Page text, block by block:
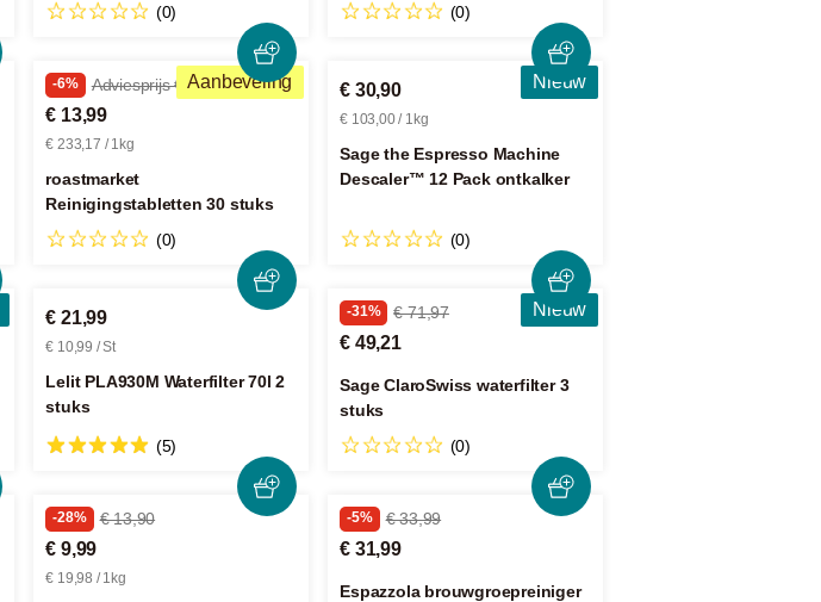
(0) (0)
Aanbeveling
-6% Adviesprijs € 14,99
€ 13,99
€ 233,17 / 1kg
roastmarket
Reinigingstabletten 30 stuks
(0)
Nieuw
€ 30,90
€ 103,00 / 1kg
Sage the Espresso Machine
Descaler™ 12 Pack ontkalker
(0)
€ 21,99
€ 10,99 / St
Lelit PLA930M Waterfilter 70l 2
stuks
(5)
Nieuw
-31% € 71,97
€ 49,21
Sage ClaroSwiss waterfilter 3
stuks
(0)
-28% € 13,90
€ 9,99
€ 19,98 / 1kg
-5% € 33,99
€ 31,99
Espazzola brouwgroepreiniger